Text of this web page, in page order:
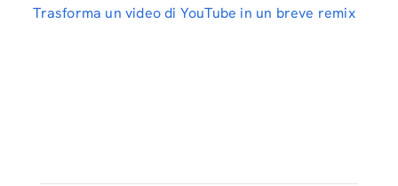
Trasforma un video di YouTube in un breve remix